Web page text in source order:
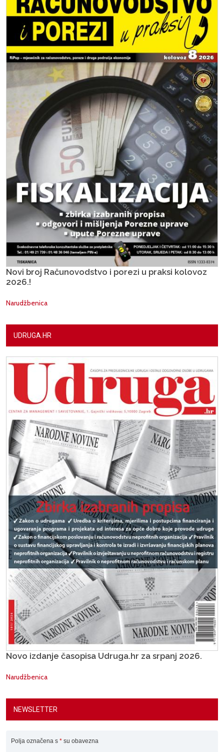
Novi broj Računovodstvo i porezi u praksi kolovoz
2026.!
Narudžbenica
UDRUGA.HR
Novo izdanje časopisa Udruga.hr za srpanj 2026.
Narudžbenica
NEWSLETTER
Polja označena s * su obavezna